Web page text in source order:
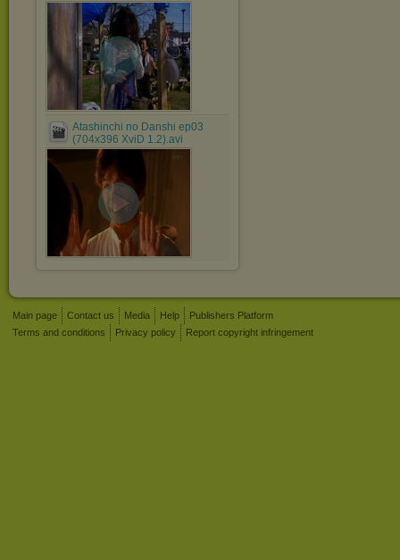
Atashinchi no Danshi ep03
(704x396 XviD 1.2).avi
Main page Contact us Media Help
Publishers Platform
Terms and conditions
Privacy policy Report copyright infringement